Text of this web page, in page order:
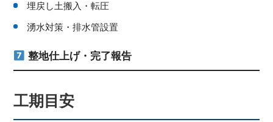
埋戻し土搬入・転圧
湧水対策・排水管設置
整地仕上げ・完了報告
工期目安